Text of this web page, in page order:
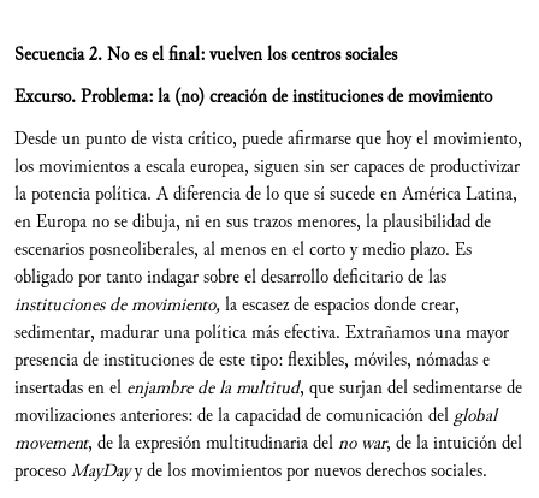
Secuencia 2. No es el final: vuelven los centros sociales
Excurso. Problema: la (no) creación de instituciones de movimiento
Desde un punto de vista crítico, puede afirmarse que hoy el movimiento,
los movimientos a escala europea, siguen sin ser capaces de productivizar
la potencia política. A diferencia de lo que sí sucede en América Latina,
en Europa no se dibuja, ni en sus trazos menores, la plausibilidad de
escenarios posneoliberales, al menos en el corto y medio plazo. Es
obligado por tanto indagar sobre el desarrollo deficitario de las
instituciones de movimiento,la escasez de espacios donde crear,
sedimentar, madurar una política más efectiva. Extrañamos una mayor
presencia de instituciones de este tipo: flexibles, móviles, nómadas e
insertadas en el enjambre de la multitud, que surjan del sedimentarse de
movilizaciones anteriores: de la capacidad de comunicación delglobal
movement, de la expresión multitudinaria delno war, de la intuición del
procesoMayDayy de los movimientos por nuevos derechos sociales.